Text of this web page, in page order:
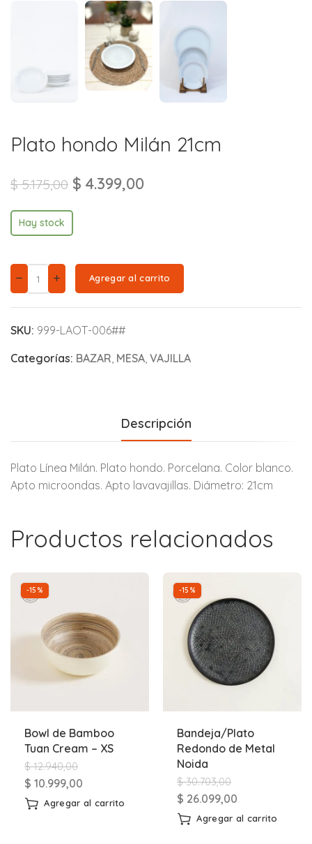
Plato hondo Milán 21cm
$5.175,00 $ 4.399,00
Hay stock
Agregar al carrito
SKU: 999-LAOT-006##
Categorías: BAZAR MESA VAJILLA
Descripción
Plato Línea Milán. Plato hondo. Porcelana. Color blanco.
Apto microondas. Apto lavavajillas. Diámetro: 21cm
Productos relacionados
-15%
Bowl de Bamboo
Tuan Cream – XS
$12.940,00
$ 10.999,00
Agregar al carrito
-15%
Bandeja/Plato
Redondo de Metal
Noida
$30.703,00
$ 26.099,00
Agregar al carrito